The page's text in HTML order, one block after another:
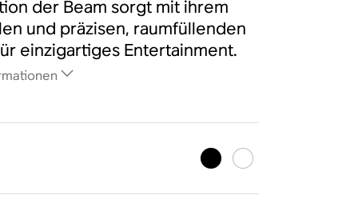
der Beam sorgt mit ihrem
und präzisen, raumfüllenden
einzigartiges Entertainment.